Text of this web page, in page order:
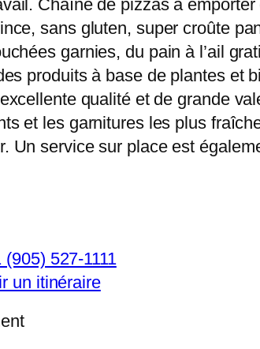
Chaîne de pizzas à
sans gluten, super croûte
garnies, du pain à l’ail
produits à base de plantes
qualité et de grande
et les garnitures les plus
Un service sur place est
(905) 527-1111
un itinéraire